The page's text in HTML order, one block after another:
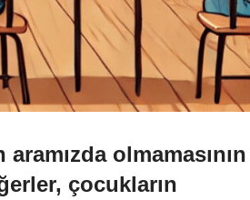
olmamasının
çocukların